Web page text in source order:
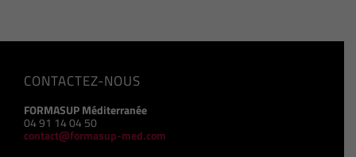
CONTACTEZ-NOUS
FORMASUP Méditerranée
04 91 14 04 50
contact@formasup-med.com